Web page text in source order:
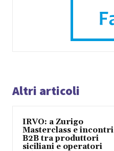
Altri articoli
IRVO: a Zurigo
Masterclass e incontri
B2B tra produttori
siciliani e operatori